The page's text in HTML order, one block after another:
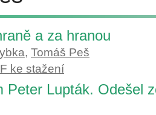
a za hranou
, Tomáš Peš
ke stažení
Peter Lupták. Odešel